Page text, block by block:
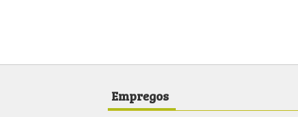
Empregos